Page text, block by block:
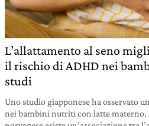
L’allattamento al seno
il rischio di ADHD nei
studi
Uno studio giapponese ha osservato
nei bambini nutriti con latte materno,